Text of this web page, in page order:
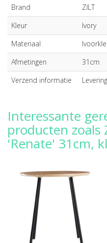
Brand
ZILT
Kleur
Ivory
Materiaal
Afmetingen
31cm
Verzend informatie
Interessante
producten zoals
'Renate' 31cm,